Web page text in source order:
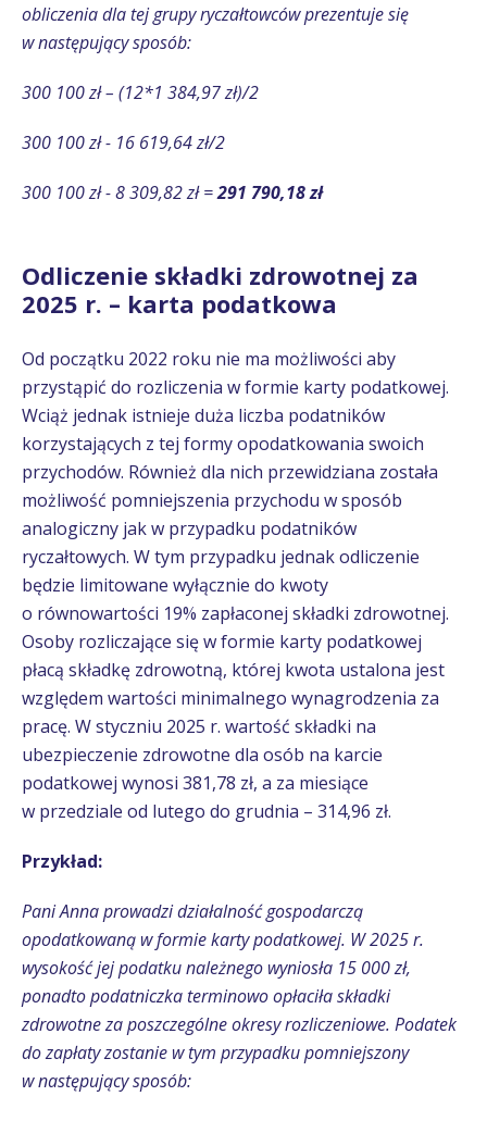
obliczenia dla tej grupy ryczałtowców prezentuje się
w następujący sposób:
300 100 zł – (12*1 384,97 zł)/2
300 100 zł - 16 619,64 zł/2
300 100 zł - 8 309,82 zł =291 790,18 zł
Odliczenie składki zdrowotnej za
2025 r. – karta podatkowa
Od początku 2022 roku nie ma możliwości aby
przystąpić do rozliczenia w formie karty podatkowej.
Wciąż jednak istnieje duża liczba podatników
korzystających z tej formy opodatkowania swoich
przychodów. Również dla nich przewidziana została
możliwość pomniejszenia przychodu w sposób
analogiczny jak w przypadku podatników
ryczałtowych. W tym przypadku jednak odliczenie
będzie limitowane wyłącznie do kwoty
o równowartości 19% zapłaconej składki zdrowotnej.
Osoby rozliczające się w formie karty podatkowej
płacą składkę zdrowotną, której kwota ustalona jest
względem wartości minimalnego wynagrodzenia za
pracę. W styczniu 2025 r. wartość składki na
ubezpieczenie zdrowotne dla osób na karcie
podatkowej wynosi 381,78 zł, a za miesiące
w przedziale od lutego do grudnia – 314,96 zł.
Przykład:
Pani Anna prowadzi działalność gospodarczą
opodatkowaną w formie karty podatkowej. W 2025 r.
wysokość jej podatku należnego wyniosła 15 000 zł,
ponadto podatniczka terminowo opłaciła składki
zdrowotne za poszczególne okresy rozliczeniowe. Podatek
do zapłaty zostanie w tym przypadku pomniejszony
w następujący sposób: